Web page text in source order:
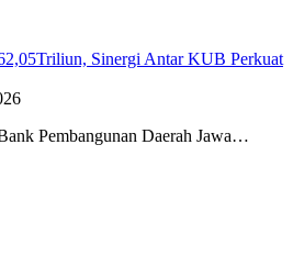
Sinergi Antar KUB Perkuat
Pembangunan Daerah Jawa…